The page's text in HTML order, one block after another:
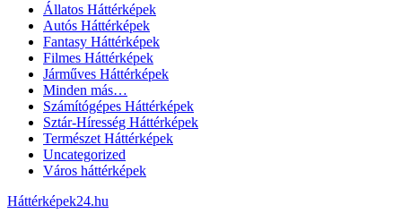
Állatos Háttérképek
Autós Háttérképek
Fantasy Háttérképek
Filmes Háttérképek
Járműves Háttérképek
Minden más…
Számítógépes Háttérképek
Sztár-Híresség Háttérképek
Természet Háttérképek
Uncategorized
Város háttérképek
Háttérképek24.hu